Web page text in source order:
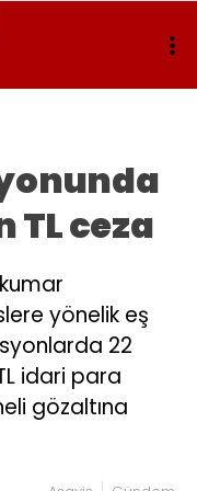
TL ceza
yönelik eş
22
idari para
gözaltına